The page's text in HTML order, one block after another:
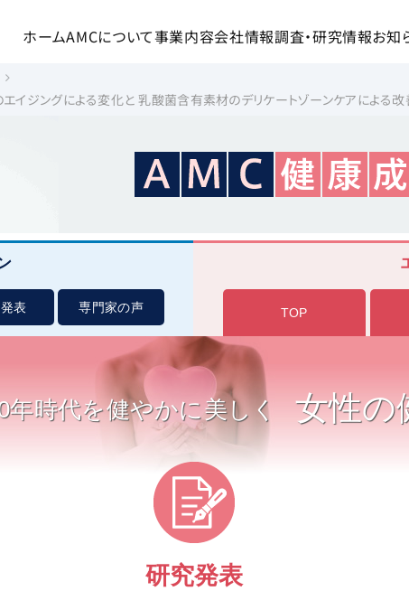
ホームAMCについて事業内容会社情報調査・研究情報お知
イジングによる変化と 乳酸菌含有素材のデリケートゾーンケアによる
表 専門家の声 TOP
年時代を健やかに美しく 女性の
研究発表